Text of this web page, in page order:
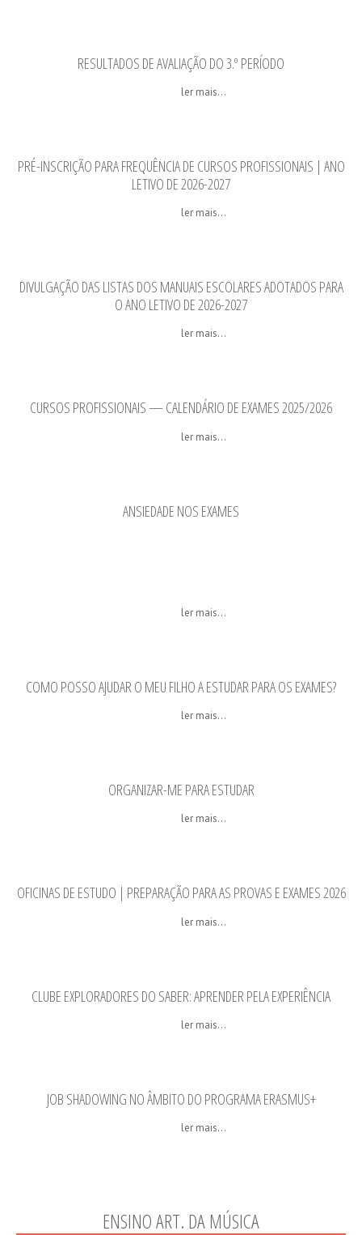
RESULTADOS DE AVALIAÇÃO DO 3.º PERÍODO
ler mais...
PRÉ-INSCRIÇÃO PARA FREQUÊNCIA DE CURSOS PROFISSIONAIS | ANO
LETIVO DE 2026-2027
ler mais...
DIVULGAÇÃO DAS LISTAS DOS MANUAIS ESCOLARES ADOTADOS PARA
O ANO LETIVO DE 2026-2027
ler mais...
CURSOS PROFISSIONAIS — CALENDÁRIO DE EXAMES 2025/2026
ler mais...
ANSIEDADE NOS EXAMES
ler mais...
COMO POSSO AJUDAR O MEU FILHO A ESTUDAR PARA OS EXAMES?
ler mais...
ORGANIZAR-ME PARA ESTUDAR
ler mais...
OFICINAS DE ESTUDO | PREPARAÇÃO PARA AS PROVAS E EXAMES 2026
ler mais...
CLUBE EXPLORADORES DO SABER: APRENDER PELA EXPERIÊNCIA
ler mais...
JOB SHADOWING NO ÂMBITO DO PROGRAMA ERASMUS+
ler mais...
ENSINO ART. DA MÚSICA